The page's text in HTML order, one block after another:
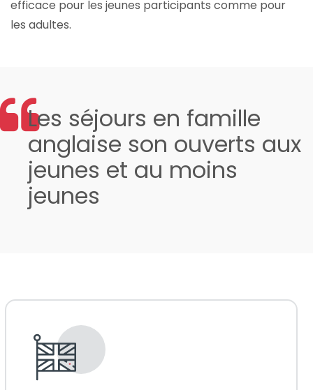
efficace pour les jeunes participants comme pour
les adultes.
Les séjours en famille
anglaise son ouverts aux
jeunes et au moins
jeunes